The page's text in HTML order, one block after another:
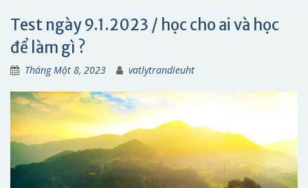
Test ngày 9.1.2023 / học cho ai và học
để làm gì ?
Tháng Một 8, 2023 vatlytrandieuht